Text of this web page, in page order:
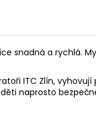
snadná a
ITC Zlín,
naprosto